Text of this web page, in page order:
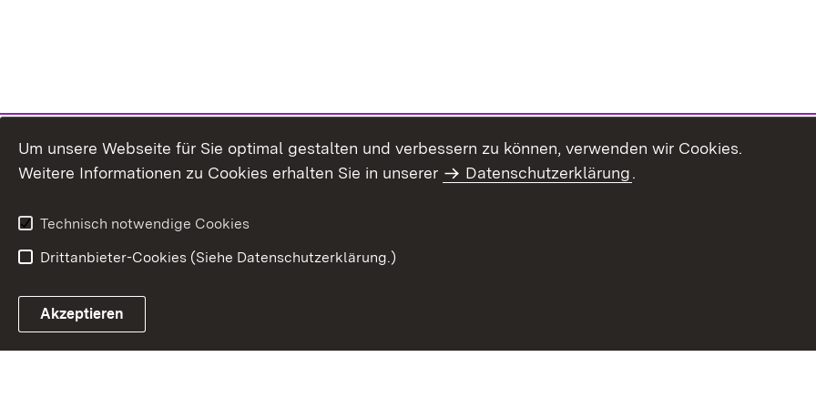
Um unsere Webseite für Sie optimal gestalten und verbessern zu können, verwenden wir Cookies.
Weitere Informationen zu Cookies erhalten Sie in unserer
Datenschutzerklärung.
Technisch notwendige Cookies
Drittanbieter-Cookies (Siehe Datenschutzerklärung.)
Akzeptieren